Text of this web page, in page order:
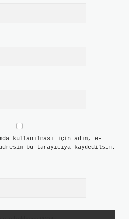
kullanılması için adım, e-
bu tarayıcıya kaydedilsin.